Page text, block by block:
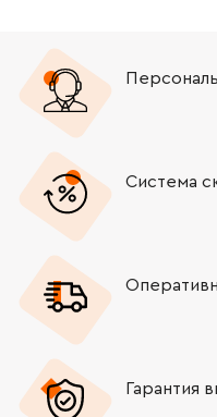
Система
Гарантия